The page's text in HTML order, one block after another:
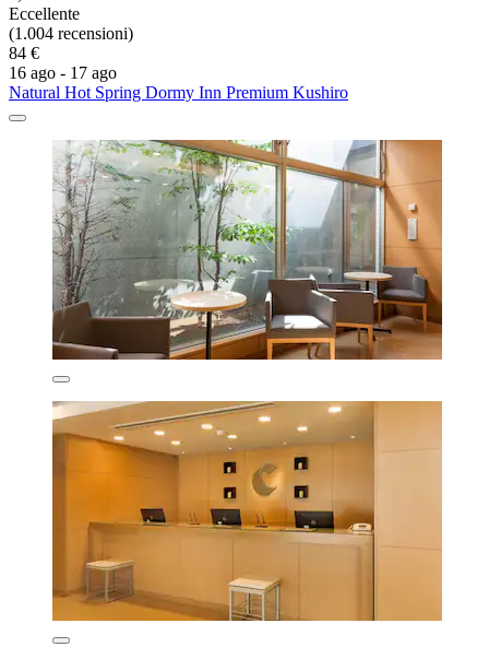
Eccellente
(1.004 recensioni)
84 €
16 ago - 17 ago
Natural Hot Spring Dormy Inn Premium Kushiro